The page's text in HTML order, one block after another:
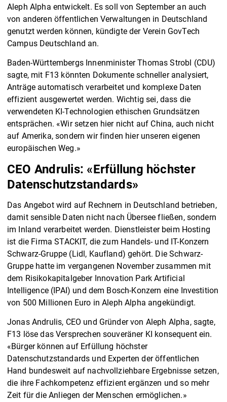
Aleph Alpha entwickelt. Es soll von September an auch
von anderen öffentlichen Verwaltungen in Deutschland
genutzt werden können, kündigte der Verein GovTech
Campus Deutschland an.
Baden-Württembergs Innenminister Thomas Strobl (CDU)
sagte, mit F13 könnten Dokumente schneller analysiert,
Anträge automatisch verarbeitet und komplexe Daten
effizient ausgewertet werden. Wichtig sei, dass die
verwendeten KI-Technologien ethischen Grundsätzen
entsprächen. «Wir setzen hier nicht auf China, auch nicht
auf Amerika, sondern wir finden hier unseren eigenen
europäischen Weg.»
CEO Andrulis: «Erfüllung höchster
Datenschutzstandards»
Das Angebot wird auf Rechnern in Deutschland betrieben,
damit sensible Daten nicht nach Übersee fließen, sondern
im Inland verarbeitet werden. Dienstleister beim Hosting
ist die Firma STACKIT, die zum Handels- und IT-Konzern
Schwarz-Gruppe (Lidl, Kaufland) gehört. Die Schwarz-
Gruppe hatte im vergangenen November zusammen mit
dem Risikokapitalgeber Innovation Park Artificial
Intelligence (IPAI) und dem Bosch-Konzern eine Investition
von 500 Millionen Euro in Aleph Alpha angekündigt.
Jonas Andrulis, CEO und Gründer von Aleph Alpha, sagte,
F13 löse das Versprechen souveräner KI konsequent ein.
«Bürger können auf Erfüllung höchster
Datenschutzstandards und Experten der öffentlichen
Hand bundesweit auf nachvollziehbare Ergebnisse setzen,
die ihre Fachkompetenz effizient ergänzen und so mehr
Zeit für die Anliegen der Menschen ermöglichen.»